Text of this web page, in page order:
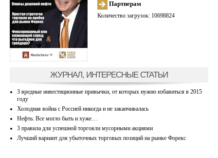
Партнерам
Количество загрузок: 10698824
ЖУРНАЛ, ИНТЕРЕСНЫЕ СТАТЬИ
3 вредные инвестиционные привычки, от которых нужно избавиться в 2015
году
Холодная война с Россией никогда и не заканчивалась
Нефть: Все могло быть и хуже…
3 правила для успешной торговли мусорными акциями
Лучший вариант для убыточных торговых позиций на рынке Форекс